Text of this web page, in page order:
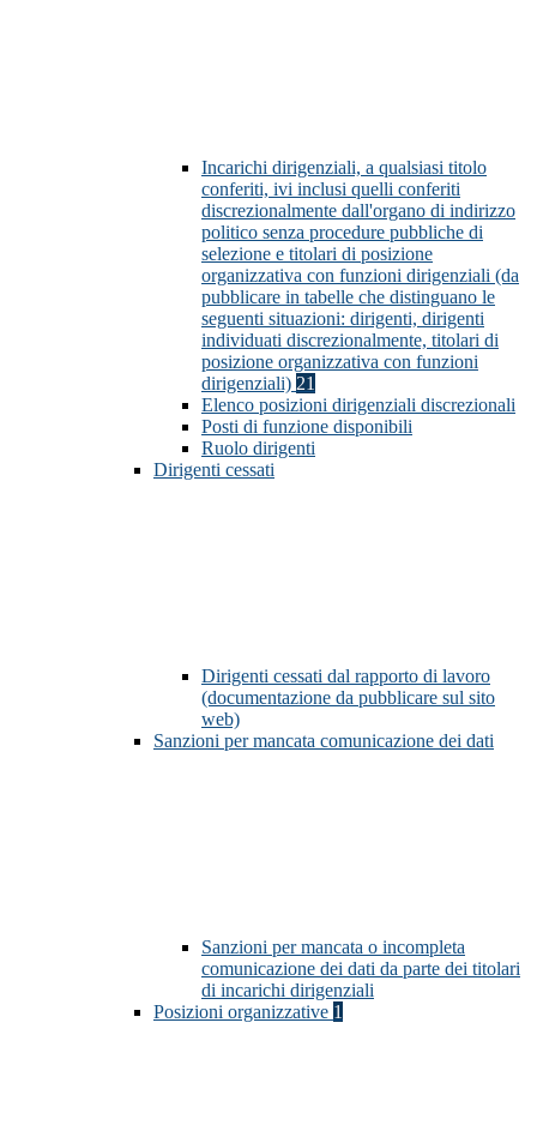
Incarichi dirigenziali, a qualsiasi titolo
conferiti, ivi inclusi quelli conferiti
discrezionalmente dall'organo di indirizzo
politico senza procedure pubbliche di
selezione e titolari di posizione
organizzativa con funzioni dirigenziali (da
pubblicare in tabelle che distinguano le
seguenti situazioni: dirigenti, dirigenti
individuati discrezionalmente, titolari di
posizione organizzativa con funzioni
dirigenziali) 21
Elenco posizioni dirigenziali discrezionali
Posti di funzione disponibili
Ruolo dirigenti
Dirigenti cessati
Dirigenti cessati dal rapporto di lavoro
(documentazione da pubblicare sul sito
web)
Sanzioni per mancata comunicazione dei dati
Sanzioni per mancata o incompleta
comunicazione dei dati da parte dei titolari
di incarichi dirigenziali
Posizioni organizzative 1